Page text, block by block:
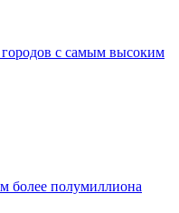
с самым высоким
более полумиллиона